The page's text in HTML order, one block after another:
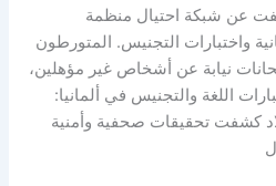
عن شبكة احتيال منظمة
واختبارات التجنيس. المتورطون
نيابة عن أشخاص غير مؤهلين،
اللغة والتجنيس في ألمانيا:
كشفت تحقيقات صحفية وأمنية